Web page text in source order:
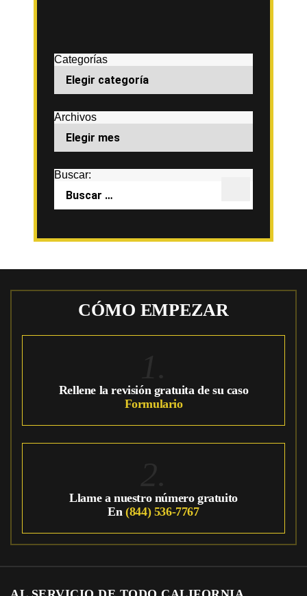
Categorías
Archivos
Buscar:
CÓMO EMPEZAR
Rellene la revisión gratuita de su caso
Formulario
Llame a nuestro número gratuito
En(844) 536-7767